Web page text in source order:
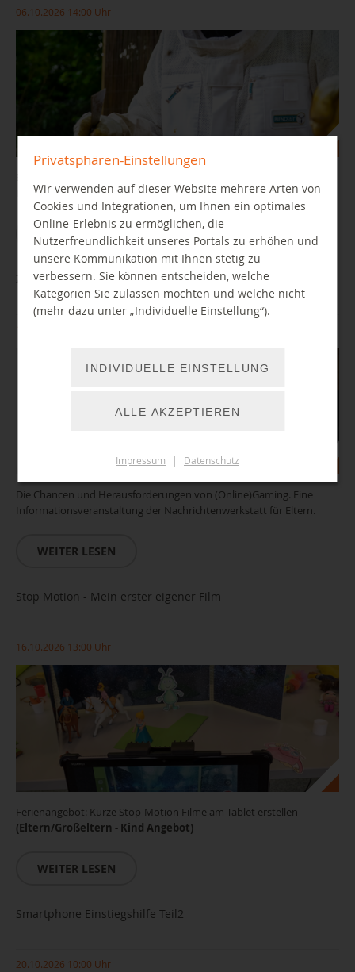
06.10.2026 14:00 Uhr
Ein praxisnaher Vortrag mit viel Anschauungsmaterial und dem
Imker Marcus Frenzel.
WEITER LESEN
Zocken aus Leidenschaft
Die Chancen und Herausforderungen von (Online)Gaming. Eine
Informationsveranstaltung der Nachrichtenwerkstatt für Eltern.
WEITER LESEN
Stop Motion - Mein erster eigener Film
16.10.2026 13:00 Uhr
Ferienangebot: Kurze Stop-Motion Filme am Tablet erstellen
(Eltern/Großeltern - Kind Angebot)
WEITER LESEN
Smartphone Einstiegshilfe Teil2
20.10.2026 10:00 Uhr
Privatsphären-Einstellungen
Wir verwenden auf dieser Website mehrere Arten von
Cookies und Integrationen, um Ihnen ein optimales
Online-Erlebnis zu ermöglichen, die
Nutzerfreundlichkeit unseres Portals zu erhöhen und
unsere Kommunikation mit Ihnen stetig zu
verbessern. Sie können entscheiden, welche
Kategorien Sie zulassen möchten und welche nicht
(mehr dazu unter „Individuelle Einstellung“).
INDIVIDUELLE EINSTELLUNG
ALLE AKZEPTIEREN
Impressum | Datenschutz